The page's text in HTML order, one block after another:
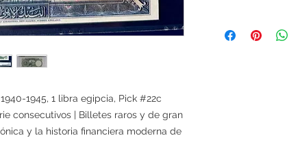
1945, 1 libra egipcia, Pick #22c
consecutivos | Billetes raros y de gran
y la historia financiera moderna de